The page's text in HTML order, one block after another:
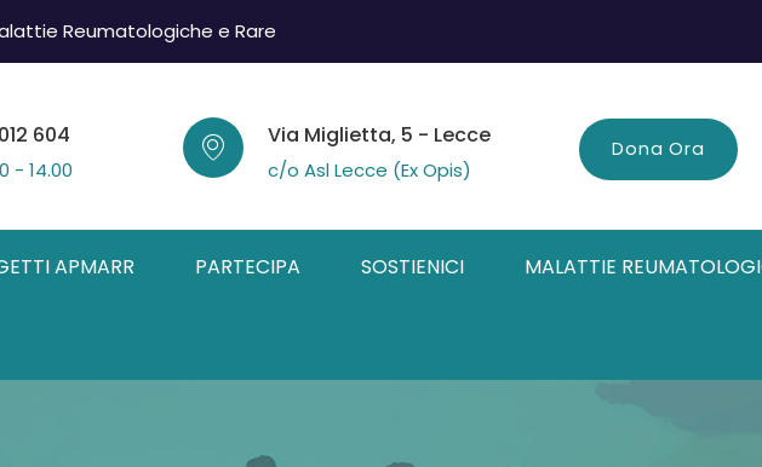
Reumatologiche e Rare
604
- 14.00
Via Miglietta, 5 - Lecce
c/o Asl Lecce (Ex Opis)
Dona Ora
APMARR PARTECIPA SOSTIENICI MALATTIE